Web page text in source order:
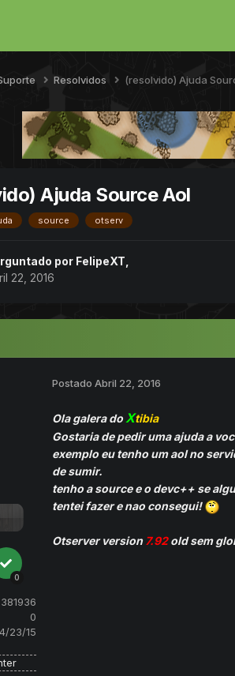
Resolvidos (resolvido) Ajuda
Ajuda Source Aol
source otserv
por FelipeXT
22, 2016
0
381936
0
23/15
Postado Abril 22, 2016
Ola galera doXtibia
Gostaria de pedir uma ajuda a
exemplo eu tenho um aol no
de sumir.
tenho a source e o devc++ se
tentei fazer e nao consegui!
Otserver version 7.92old sem